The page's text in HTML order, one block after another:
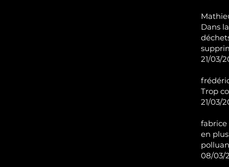
Dans
21/03/
Trop
21/03/
fabrice
en
08/03/